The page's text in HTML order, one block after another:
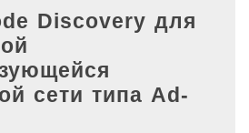
Discovery для
сети типа Ad-